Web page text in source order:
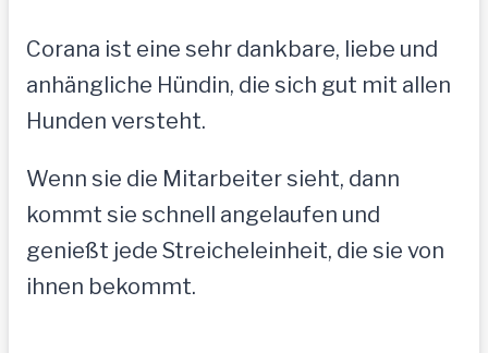
Corana ist eine sehr dankbare, liebe und
anhängliche Hündin, die sich gut mit allen
Hunden versteht.
Wenn sie die Mitarbeiter sieht, dann
kommt sie schnell angelaufen und
genießt jede Streicheleinheit, die sie von
ihnen bekommt.